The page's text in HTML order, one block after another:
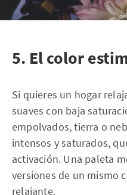
5. El color
Si quieres un hogar
suaves con baja
empolvados, tierra o
intensos y saturados,
activación. Una paleta
versiones de un mismo
relajante.